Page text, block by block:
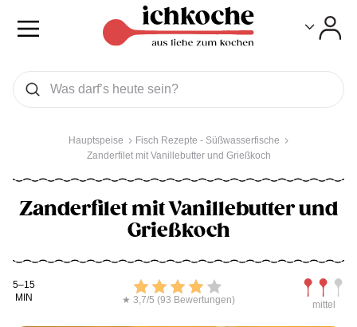
Was wollen Sie suchen
Suchen
Hauptspeise
Fisch Rezepte - Süßwasserfische
Zanderfilet mit Vanillebutter und Grießkoch
Zanderfilet mit Vanillebutter und
Grießkoch
Kochdauer
5–15
MIN
Bewerten
★ 3,7/5 (93 Bewertungen) mittel